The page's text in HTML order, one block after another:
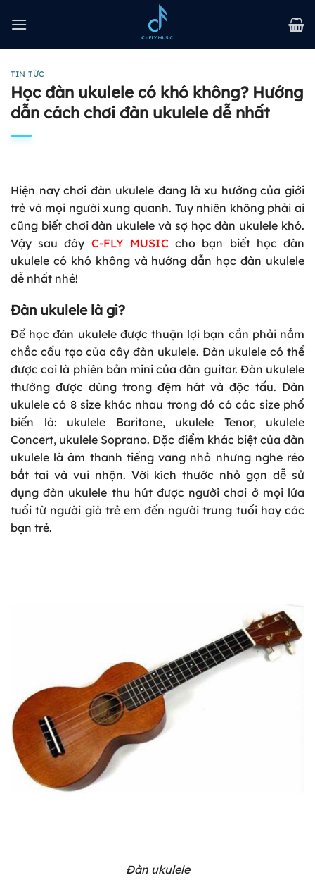
qua
TIN TỨC
Học đàn ukulele có khó không? Hướng
dẫn cách chơi đàn ukulele dễ nhất
Hiện nay chơi đàn ukulele đang là xu hướng của giới
trẻ và mọi người xung quanh. Tuy nhiên không phải ai
cũng biết chơi đàn ukulele và sợ học đàn ukulele khó.
Vậy sau đây C-FLY MUSIC cho bạn biết học đàn
ukulele có khó không và hướng dẫn học đàn ukulele
dễ nhất nhé!
Đàn ukulele là gì?
Để học đàn ukulele được thuận lợi bạn cần phải nắm
chắc cấu tạo của cây đàn ukulele. Đàn ukulele có thể
được coi là phiên bản mini của đàn guitar. Đàn ukulele
thường được dùng trong đệm hát và độc tấu. Đàn
ukulele có 8 size khác nhau trong đó có các size phổ
biến là: ukulele Baritone, ukulele Tenor, ukulele
Concert, ukulele Soprano. Đặc điểm khác biệt của đàn
ukulele là âm thanh tiếng vang nhỏ nhưng nghe réo
bắt tai và vui nhộn. Với kích thước nhỏ gọn dễ sử
dụng đàn ukulele thu hút được người chơi ở mọi lứa
tuổi từ người già trẻ em đến người trung tuổi hay các
bạn trẻ.
Đàn ukulele